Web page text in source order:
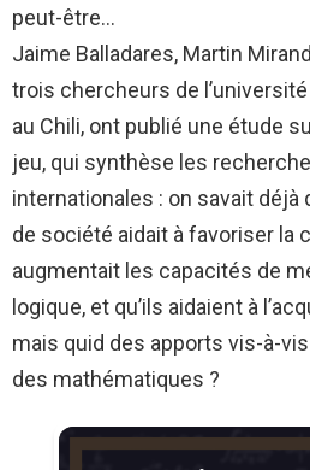
peut-être…
Jaime Balladares, Martin
trois chercheurs de
au Chili, ont publié une étude
jeu, qui synthèse les
internationales : on savait déjà
de société aidait à favoriser la
augmentait les capacités de
logique, et qu’ils aidaient à
mais quid des apports vis-à-
des mathématiques ?